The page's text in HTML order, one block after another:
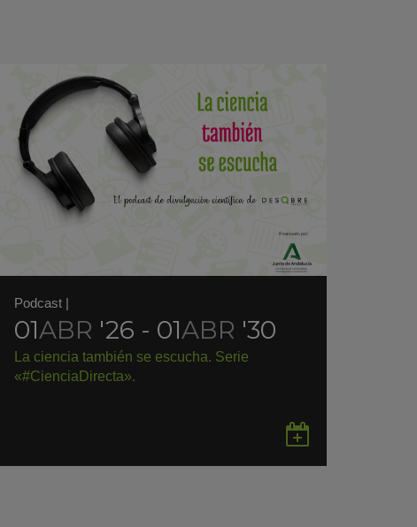
Podcast|
01ABR '26 - 01ABR '30
La ciencia también se escucha. Serie
«#CienciaDirecta».
en